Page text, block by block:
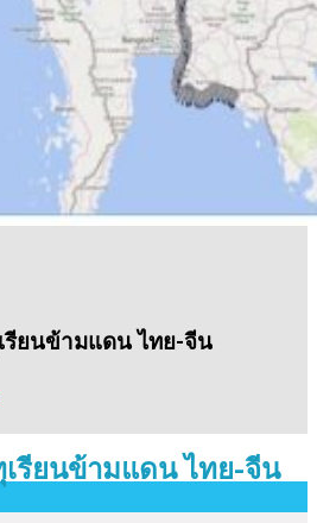
รียนข้ามแดน ไทย-จีน
รียนข้ามแดน ไทย-จีน